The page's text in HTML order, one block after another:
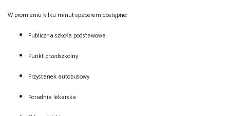
W promieniu kilku minut spacerem dostępne:
Publiczna szkoła podstawowa
Punkt przedszkolny
Przystanek autobusowy
Poradnia lekarska